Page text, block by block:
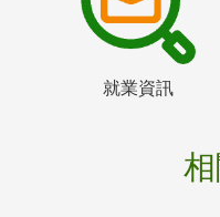
就業資訊